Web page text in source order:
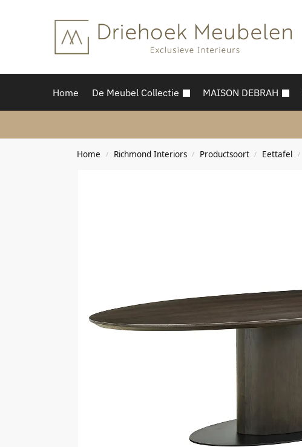
Home De Meubel Collectie MAISON DEBRAH
Home / Richmond Interiors / Productsoort / Eettafel /